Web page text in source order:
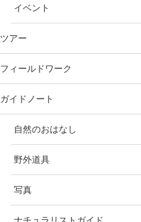
イベント
ツアー
フィールドワーク
ガイドノート
自然のおはなし
野外道具
写真